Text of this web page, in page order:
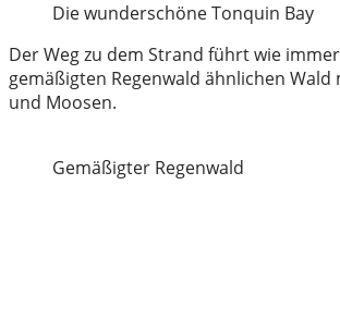
Die wunderschöne Tonquin Bay
Der Weg zu dem Strand führt wie
gemäßigten Regenwald ähnlichen Wald
und Moosen.
Gemäßigter Regenwald